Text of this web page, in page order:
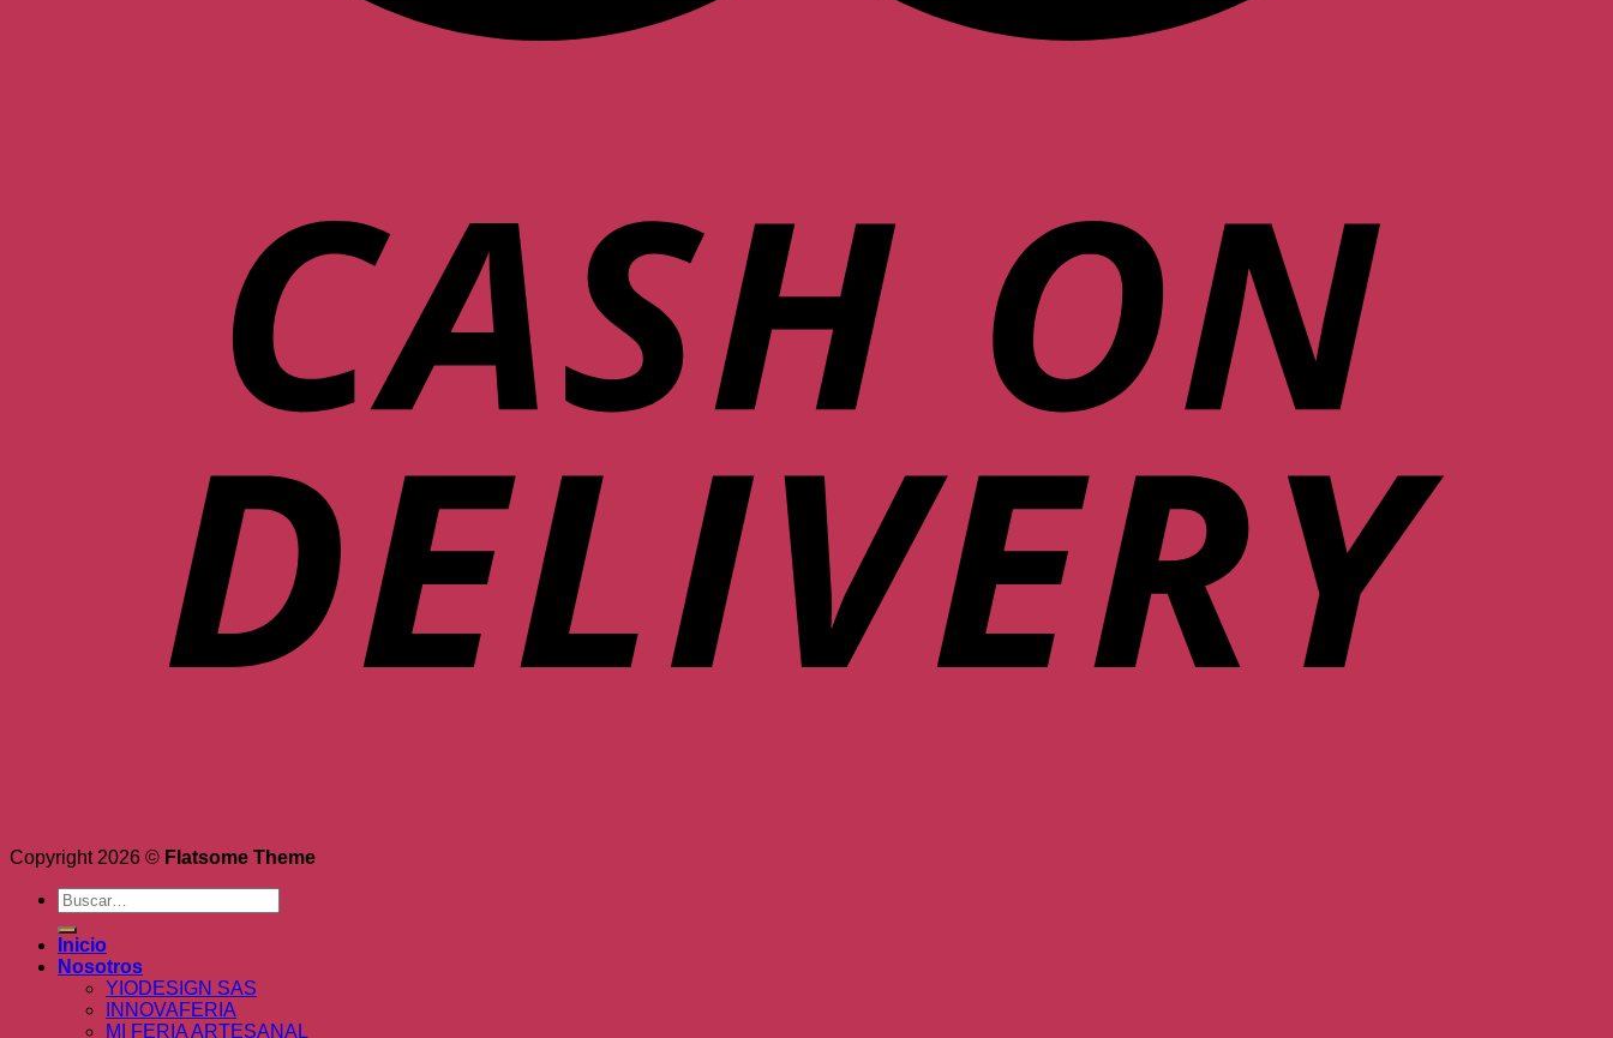
Copyright 2026 © Flatsome Theme
Buscar
por:
Inicio
Nosotros
YIODESIGN SAS
INNOVAFERIA
MI FERIA ARTESANAL